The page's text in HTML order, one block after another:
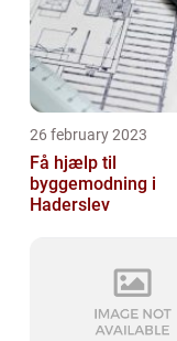
26 february 2023
Få hjælp til
byggemodning i
Haderslev